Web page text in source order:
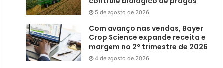
5 de agosto de 2026
Com avanço nas vendas, Bayer
Crop Science expande receita e
margem no 2º trimestre de 2026
4 de agosto de 2026